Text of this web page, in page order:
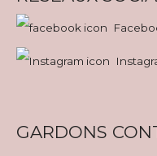
GARDONS